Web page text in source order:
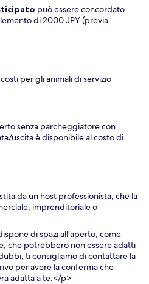
può essere concordato
di 2000 JPY (previa
per gli animali di servizio
senza parcheggiatore con
uscita è disponibile al costo di
da un host professionista, che la
imprenditoriale o
di spazi all'aperto, come
che potrebbero non essere adatti
ti consigliamo di contattare la
per avere la conferma che
adatta a te.</p>